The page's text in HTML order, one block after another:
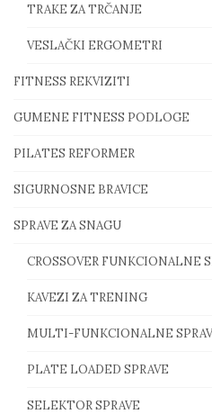
TRAKE ZA TRČANJE
VESLAČKI ERGOMETRI
FITNESS REKVIZITI
GUMENE FITNESS PODLOGE
PILATES REFORMER
SIGURNOSNE BRAVICE
SPRAVE ZA SNAGU
CROSSOVER FUNKCIONALNE
KAVEZI ZA TRENING
MULTI-FUNKCIONALNE
PLATE LOADED SPRAVE
SELEKTOR SPRAVE